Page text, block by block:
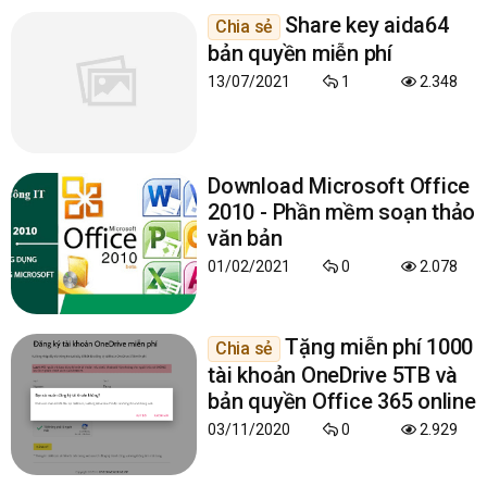
Chia sẻ
Share key aida64
bản quyền miễn phí
13/07/2021 1 2.348
Download Microsoft Office
2010 - Phần mềm soạn thảo
văn bản
01/02/2021 0 2.078
Chia sẻ
Tặng miễn phí 1000
tài khoản OneDrive 5TB và
bản quyền Office 365 online
03/11/2020 0 2.929